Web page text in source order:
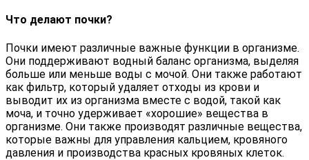
Что делают почки?
Почки имеют различные важные функции в организме.
Они поддерживают водный баланс организма, выделяя
больше или меньше воды с мочой. Они также работают
как фильтр, который удаляет отходы из крови и
выводит их из организма вместе с водой, такой как
моча, и точно удерживает «хорошие» вещества в
организме. Они также производят различные вещества,
которые важны для управления кальцием, кровяного
давления и производства красных кровяных клеток.